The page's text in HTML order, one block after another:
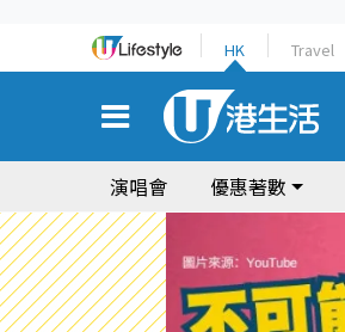
HK Travel
演唱會 優惠著數